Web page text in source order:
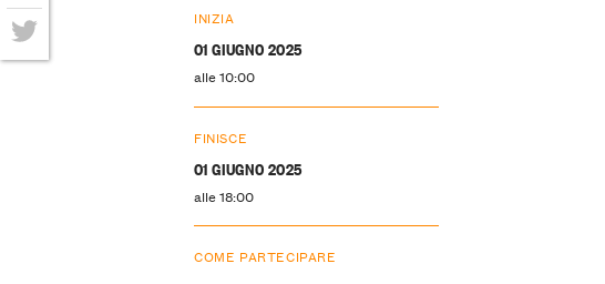
INIZIA
01 GIUGNO 2025
alle 10:00
FINISCE
01 GIUGNO 2025
alle 18:00
COME PARTECIPARE
Facebook
Twitter